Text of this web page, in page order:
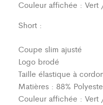
Couleur affichée : Vert
Short :
Coupe slim ajusté
Logo brodé
Taille élastique à
Matières : 88%
Couleur affichée : Vert